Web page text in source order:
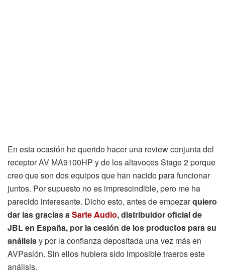
En esta ocasión he querido hacer una review conjunta del
receptor AV MA9100HP y de los altavoces Stage 2 porque
creo que son dos equipos que han nacido para funcionar
juntos. Por supuesto no es imprescindible, pero me ha
parecido interesante. Dicho esto, antes de empezarquiero
dar las gracias aSarte Audio, distribuidor oficial de
JBL en España, por la cesión de los productos para su
análisisy por la confianza depositada una vez más en
AVPasión. Sin ellos hubiera sido imposible traeros este
análisis.